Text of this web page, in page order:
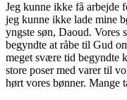
Jeg kunne ikke få arbejde
jeg kunne ikke lade mine
yngste søn, Daoud. Vores
begyndte at råbe til Gud
meget svære tid begyndte
store poser med varer til
hørt vores bønner. Mange